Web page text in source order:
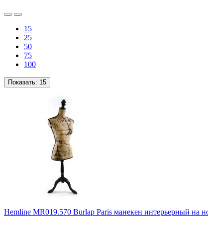
15
25
50
75
100
Показать: 15
Hemline MR019.570 Burlap Paris манекен интерьерный на